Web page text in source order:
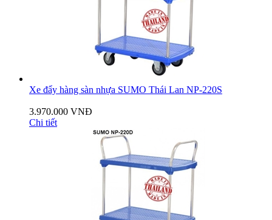
Xe đẩy hàng sàn nhựa SUMO Thái Lan NP-220S
3.970.000 VNĐ
Chi tiết